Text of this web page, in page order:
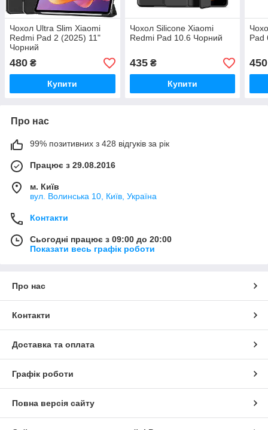
Чохол Ultra Slim Xiaomi
Redmi Pad 2 (2025) 11"
Чорний
480 ₴
Купити
Чохол Silicone Xiaomi
Redmi Pad 10.6 Чорний
435₴
Купити
Pad
450
Про нас
99% позитивних з 428 відгуків за рік
Працює з 29.08.2016
м. Київ
вул. Волинська 10, Київ, Україна
Контакти
Сьогодні працює з 09:00 до 20:00
Показати весь графік роботи
Про нас
Контакти
Доставка та оплата
Графік роботи
Повна версія сайту